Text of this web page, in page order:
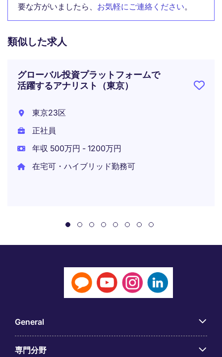
要な方がいましたら、 お気軽にご連絡ください。
類似した求人
グローバル投資プラットフォームで
活躍するアナリスト（東京）
東京23区
正社員
年収 500万円 - 1200万円
在宅可・ハイブリッド勤務可
General
専門分野